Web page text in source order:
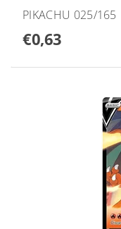
PIKACHU 025/165
€0,63